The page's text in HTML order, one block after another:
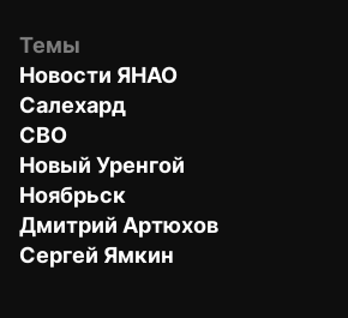
Темы
Новости ЯНАО
Салехард
СВО
Новый Уренгой
Ноябрьск
Дмитрий Артюхов
Сергей Ямкин